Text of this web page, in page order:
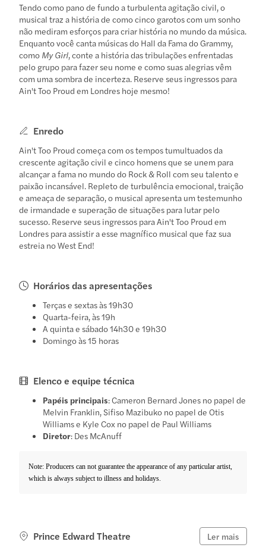
Tendo como pano de fundo a turbulenta agitação civil, o
musical traz a história de como cinco garotos com um sonho
não mediram esforços para criar história no mundo da música.
Enquanto você canta músicas do Hall da Fama do Grammy,
como My Girl, conte a história das tribulações enfrentadas
pelo grupo para fazer seu nome e como suas alegrias vêm
com uma sombra de incerteza. Reserve seus ingressos para
Ain't Too Proud em Londres hoje mesmo!
Enredo
Ain't Too Proud começa com os tempos tumultuados da
crescente agitação civil e cinco homens que se unem para
alcançar a fama no mundo do Rock & Roll com seu talento e
paixão incansável. Repleto de turbulência emocional, traição
e ameaça de separação, o musical apresenta um testemunho
de irmandade e superação de situações para lutar pelo
sucesso. Reserve seus ingressos para Ain't Too Proud em
Londres para assistir a esse magnífico musical que faz sua
estreia no West End!
Horários das apresentações
Terças e sextas às 19h30
Quarta-feira, às 19h
A quinta e sábado 14h30 e 19h30
Domingo às 15 horas
Elenco e equipe técnica
Papéis principais: Cameron Bernard Jones no papel de
Melvin Franklin, Sifiso Mazibuko no papel de Otis
Williams e Kyle Cox no papel de Paul Williams
Diretor: Des McAnuff
Note: Producers can not guarantee the appearance of any particular artist,
which is always subject to illness and holidays.
Prince Edward Theatre Ler mais